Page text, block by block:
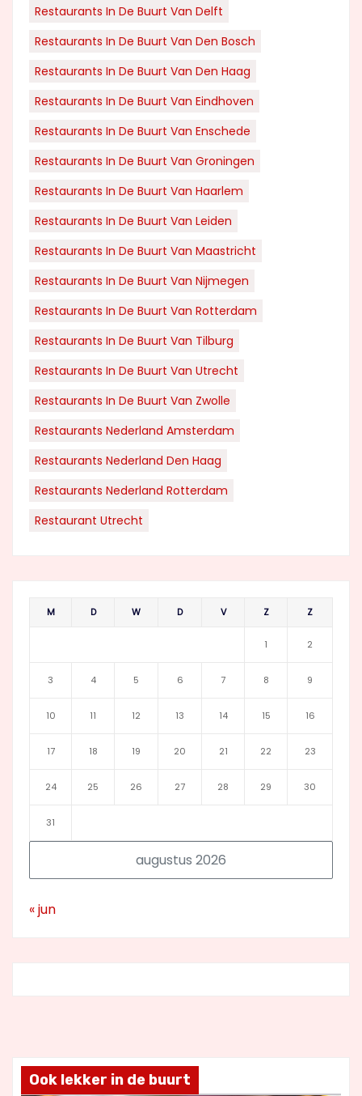
Restaurants In De Buurt Van Delft
Restaurants In De Buurt Van Den Bosch
Restaurants In De Buurt Van Den Haag
Restaurants In De Buurt Van Eindhoven
Restaurants In De Buurt Van Enschede
Restaurants In De Buurt Van Groningen
Restaurants In De Buurt Van Haarlem
Restaurants In De Buurt Van Leiden
Restaurants In De Buurt Van Maastricht
Restaurants In De Buurt Van Nijmegen
Restaurants In De Buurt Van Rotterdam
Restaurants In De Buurt Van Tilburg
Restaurants In De Buurt Van Utrecht
Restaurants In De Buurt Van Zwolle
Restaurants Nederland Amsterdam
Restaurants Nederland Den Haag
Restaurants Nederland Rotterdam
Restaurant Utrecht
augustus 2026
M D W D V Z Z
1 2
3 4 5 6 7 8 9
10 11 12 13 14 15 16
17 18 19 20 21 22 23
24 25 26 27 28 29 30
31
« jun
Ook lekker in de buurt